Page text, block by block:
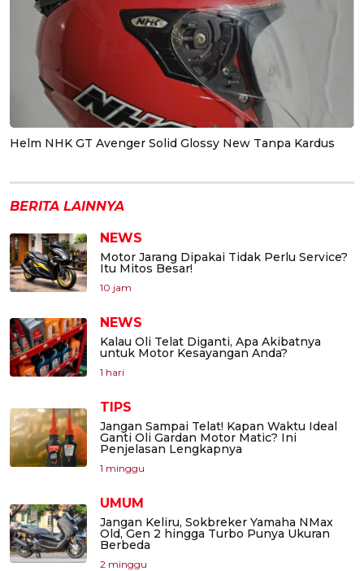
Helm NHK GT Avenger Solid Glossy New Tanpa Kardus
BERITA LAINNYA
NEWS
Motor Jarang Dipakai Tidak Perlu Service?
Itu Mitos Besar!
10 jam
NEWS
Kalau Oli Telat Diganti, Apa Akibatnya
untuk Motor Kesayangan Anda?
1 hari
TIPS
Jangan Sampai Telat! Kapan Waktu Ideal
Ganti Oli Gardan Motor Matic? Ini
Penjelasan Lengkapnya
1 minggu
UMUM
Jangan Keliru, Sokbreker Yamaha NMax
Old, Gen 2 hingga Turbo Punya Ukuran
Berbeda
2 minggu